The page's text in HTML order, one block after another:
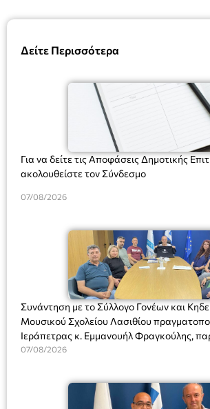
Δείτε Περισσότερα
Για να δείτε τις Αποφάσεις Δημοτικής
ακολουθείστε τον Σύνδεσμο
07/08/2026
Συνάντηση με το Σύλλογο Γονέων και
Μουσικού Σχολείου Λασιθίου
Ιεράπετρας κ. Εμμανουήλ Φραγκούλης,
Διευθύντριας του σχολείου κας Μαριάννας
07/08/2026